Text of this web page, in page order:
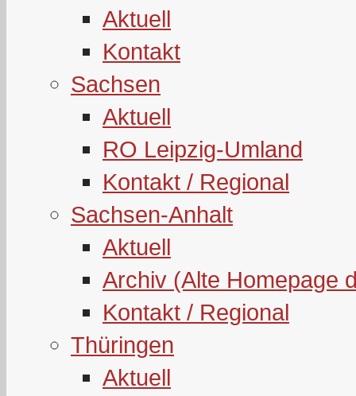
Aktuell
Kontakt
Sachsen
Aktuell
RO Leipzig-Umland
Kontakt / Regional
Sachsen-Anhalt
Aktuell
Archiv (Alte Homepage
Kontakt / Regional
Thüringen
Aktuell